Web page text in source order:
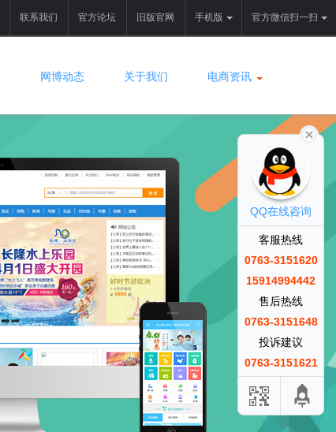
联系我们 官方论坛 旧版官网 手机版 官方微信扫一扫
网博动态 关于我们 电商资讯
QQ在线咨询
客服热线
0763-3151620
15914994442
售后热线
0763-3151648
投诉建议
0763-3151621